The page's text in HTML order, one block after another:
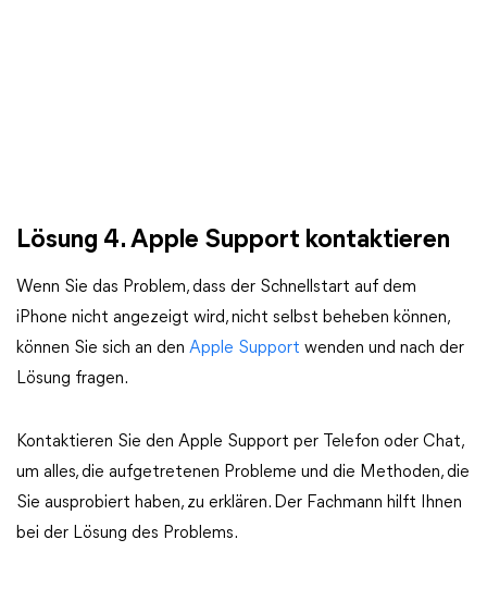
Lösung 4. Apple Support kontaktieren
Wenn Sie das Problem, dass der Schnellstart auf dem
iPhone nicht angezeigt wird, nicht selbst beheben können,
können Sie sich an den Apple Support wenden und nach der
Lösung fragen.
Kontaktieren Sie den Apple Support per Telefon oder Chat,
um alles, die aufgetretenen Probleme und die Methoden, die
Sie ausprobiert haben, zu erklären. Der Fachmann hilft Ihnen
bei der Lösung des Problems.